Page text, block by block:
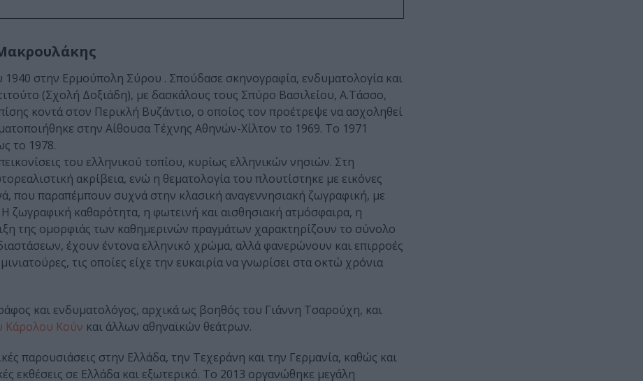
1940 στην Ερμούπολη Σύρου . Σπούδασε σκηνογραφία, ενδυματολογία και
(Σχολή Δοξιάδη), με δασκάλους τους Σπύρο Βασιλείου, Α.Τάσσο,
κοντά στον Περικλή Βυζάντιο, ο οποίος τον προέτρεψε να ασχοληθεί
στην Αίθουσα Τέχνης Αθηνών-Χίλτον το 1969. Το 1971
το 1978.
του ελληνικού τοπίου, κυρίως ελληνικών νησιών. Στη
ακρίβεια, ενώ η θεματολογία του πλουτίστηκε με εικόνες
που παραπέμπουν συχνά στην κλασική αναγεννησιακή ζωγραφική, με
ζωγραφική καθαρότητα, η φωτεινή και αισθησιακή ατμόσφαιρα, η
της ομορφιάς των καθημερινών πραγμάτων χαρακτηρίζουν το σύνολο
έχουν έντονα ελληνικό χρώμα, αλλά φανερώνουν και επιρροές
τις οποίες είχε την ευκαιρία να γνωρίσει στα οκτώ χρόνια
και ενδυματολόγος, αρχικά ως βοηθός του Γιάννη Τσαρούχη, και
Κάρολου Κούν και άλλων αθηναϊκών θεάτρων.
παρουσιάσεις στην Ελλάδα, την Τεχεράνη και την Γερμανία, καθώς και
εκθέσεις σε Ελλάδα και εξωτερικό. Το 2013 οργανώθηκε μεγάλη